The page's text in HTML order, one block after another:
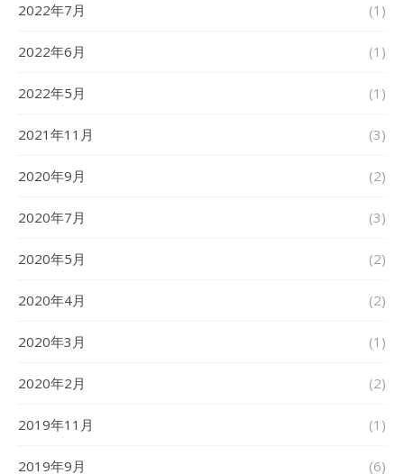
2022年7月 (1)
2022年6月 (1)
2022年5月 (1)
2021年11月 (3)
2020年9月 (2)
2020年7月 (3)
2020年5月 (2)
2020年4月 (2)
2020年3月 (1)
2020年2月 (2)
2019年11月 (1)
2019年9月 (6)